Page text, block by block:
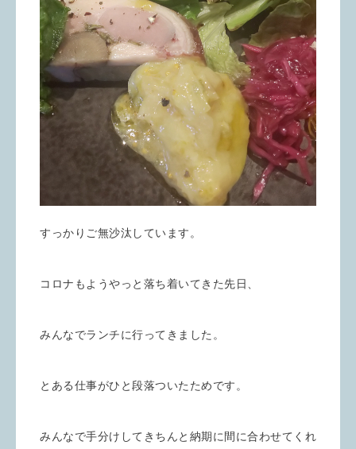
すっかりご無沙汰しています。
コロナもようやっと落ち着いてきた先日、
みんなでランチに行ってきました。
とある仕事がひと段落ついたためです。
みんなで手分けしてきちんと納期に間に合わせてくれ